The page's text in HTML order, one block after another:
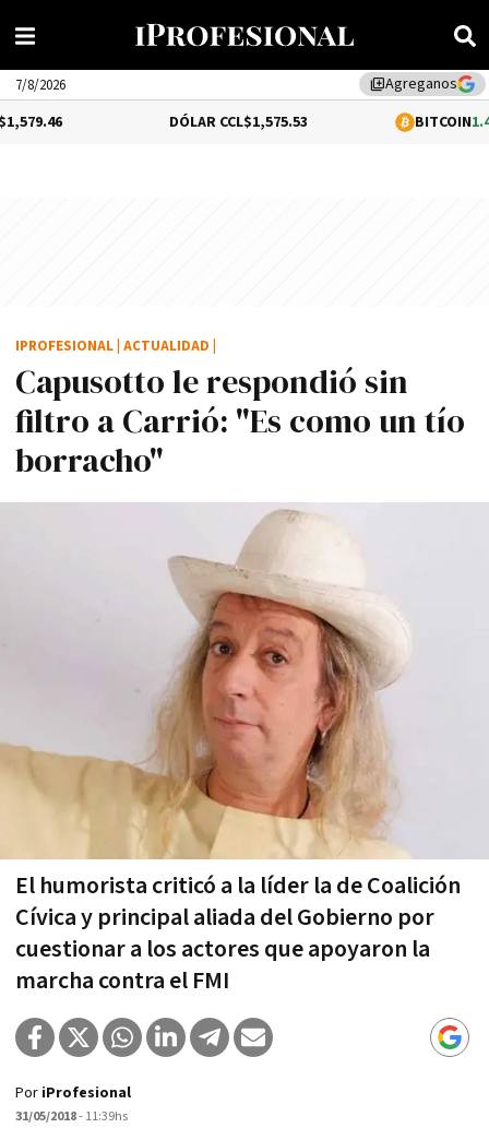
library_addAgreganos
7/8/2026
$1,575.53 BITCOIN1.46%
Capusotto le respondió sin
filtro a Carrió: "Es como un tí­o
borracho"
El humorista criticó a la líder la de Coalición
Cívica y principal aliada del Gobierno por
cuestionar a los actores que apoyaron la
marcha contra el FMI
IPROFESIONAL ACTUALIDAD
Por iProfesional
31/05/2018- 11:39hs